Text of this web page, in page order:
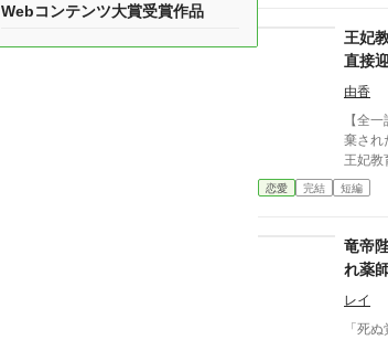
が、そ
はひど
破棄は認めない」
ルシル
支配
アル
の盲目
ルシル
理に逆
い。永遠
ことす
執着
王妃
直接
王太
由香
【全一話完結】 王太
棄された侯
王妃教
た。 ところが数日後、侯爵家を訪れたのは国王陛下
本人。 「王妃教育を辞退されると困る。私の妃にな
失い、
これ
妃にな
恋愛 完結 短編
竜帝
れ薬
いた
レイ
「死
Webコンテンツ大賞受賞作品